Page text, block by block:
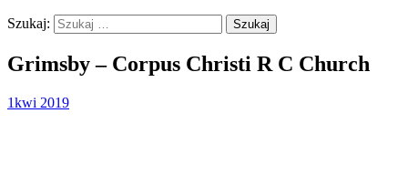
Szukaj:
Grimsby – Corpus Christi R C Church
1kwi 2019